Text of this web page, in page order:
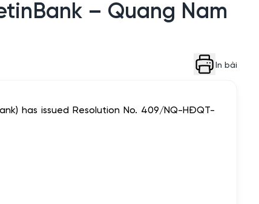
– Quang Nam
In bài
has issued Resolution No. 409/NQ-HĐQT-